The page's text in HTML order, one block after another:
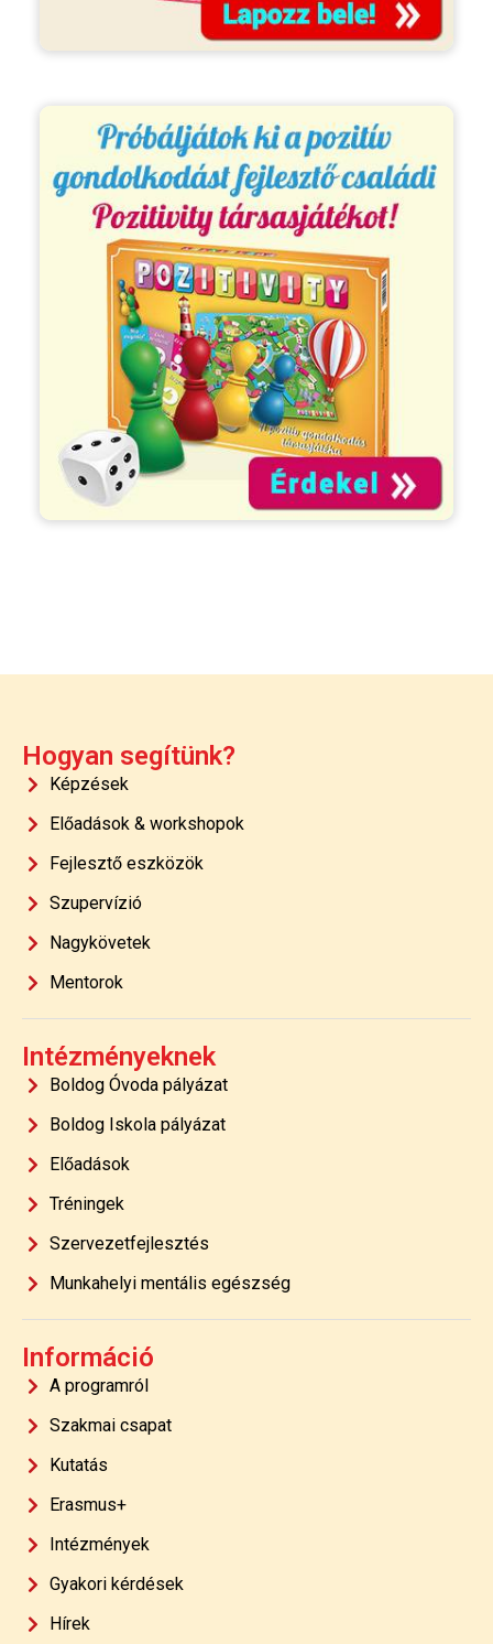
Hogyan segítünk?
Képzések
Előadások & workshopok
Fejlesztő eszközök
Szupervízió
Nagykövetek
Mentorok
Intézményeknek
Boldog Óvoda pályázat
Boldog Iskola pályázat
Előadások
Tréningek
Szervezetfejlesztés
Munkahelyi mentális egészség
Információ
A programról
Szakmai csapat
Kutatás
Erasmus+
Intézmények
Gyakori kérdések
Hírek